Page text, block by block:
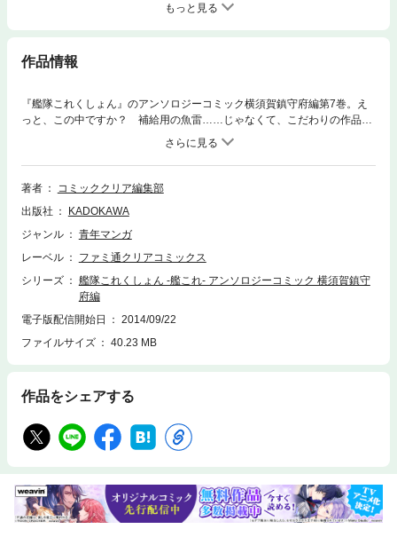
もっと見る
作品情報
『艦隊これくしょん』のアンソロジーコミック横須賀鎮守府編第7巻。え
っと、この中ですか？ 補給用の魚雷……じゃなくて、こだわりの作品が
いっぱいです！ 【カバー】ハノカゲ【作家】津留崎優、磨伸映一郎、矢
野トシノリほか〈巻末には、底本のカバーや表紙などに掲載されていたイ
ラスト、漫画を「電子版オマケ」として特別収録!!〉
著者
コミッククリア編集部
出版社
KADOKAWA
ジャンル
青年マンガ
レーベル
ファミ通クリアコミックス
シリーズ
艦隊これくしょん -艦これ- アンソロジーコミック 横須賀鎮守
府編
電子版配信開始日
2014/09/22
ファイルサイズ
40.23 MB
作品をシェアする